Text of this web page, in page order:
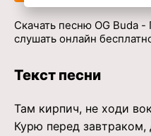
Скачать песню OG Buda
слушать онлайн
Текст песни
Там кирпич, не ходи
Курю перед завтраком,